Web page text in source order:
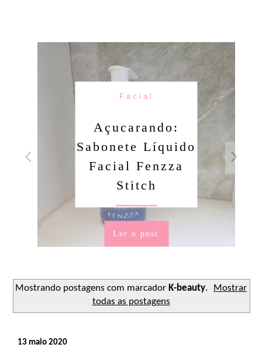
Facial
Açucarando:
Sabonete Líquido
Facial Fenzza
Stitch
Ler o post
Mostrando postagens com marcador K-beauty.
Mostrar
todas as postagens
13 maio 2020